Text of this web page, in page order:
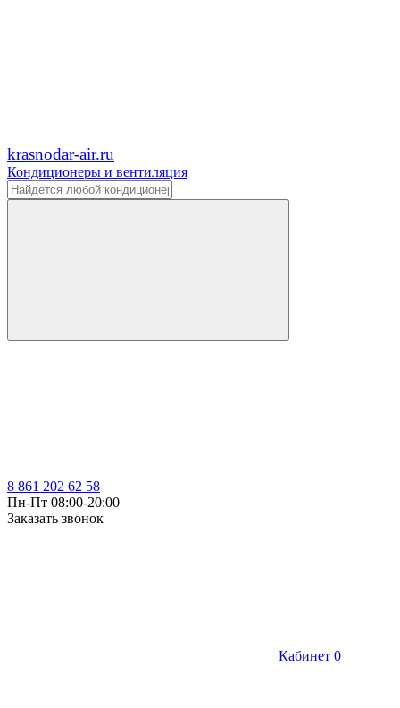
krasnodar-air.ru
Кондиционеры и вентиляция
8 861 202 62 58
Пн-Пт 08:00-20:00
Заказать звонок
Кабинет 0